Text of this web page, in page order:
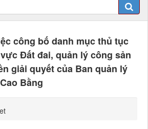
công bố danh mục thủ tục
Đất đai, quản lý công sản
giải quyết của Ban quản lý
Bằng